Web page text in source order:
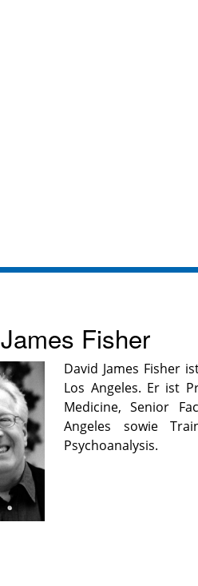
Fisher
David James Fisher
Los Angeles. Er ist
Medicine, Senior
Angeles sowie
Psychoanalysis.